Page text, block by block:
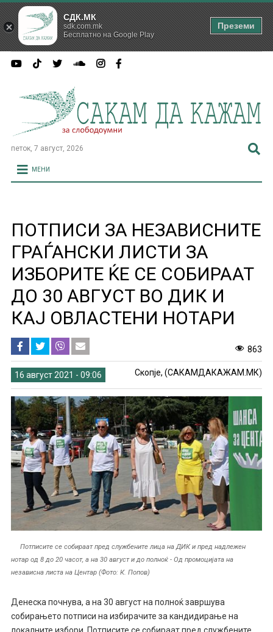
петок, 7 август, 2026
МЕНИ
ПОТПИСИ ЗА НЕЗАВИСНИТЕ
ГРАЃАНСКИ ЛИСТИ ЗА
ИЗБОРИТЕ ЌЕ СЕ СОБИРААТ
ДО 30 АВГУСТ ВО ДИК И
КАЈ ОВЛАСТЕНИ НОТАРИ
863
16 август 2021 - 09:06 Скопје, (САКАМДАКАЖАМ.МК)
Потписите се собираат пред службените лица на ДИК и пред надлежен
нотар од 8 до 20 часот, а на 30 август и до полноќ - Од промоцијата на
независна листа на Центар (Фото: К. Попов)
Денеска почнува, а на 30 август на полноќ завршува
собирањето потписи на избирачите за кандидирање на
локалните избори. Потписите се собираат пред службените
СДК.МК
sdk.com.mk
Бесплатно на Google Play
Преземи